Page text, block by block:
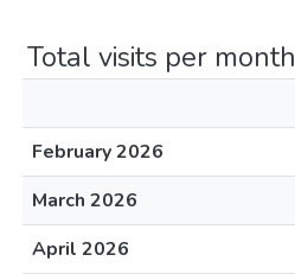
Total visits per month
February 2026
March 2026
April 2026